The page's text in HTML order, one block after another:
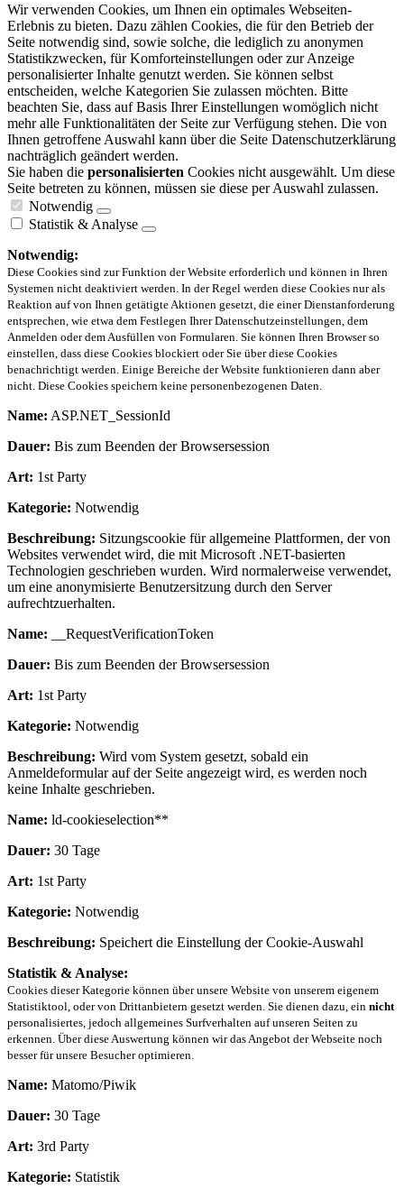
Wir verwenden Cookies, um Ihnen ein optimales Webseiten-
Erlebnis zu bieten. Dazu zählen Cookies, die für den Betrieb der
Seite notwendig sind, sowie solche, die lediglich zu anonymen
Statistikzwecken, für Komforteinstellungen oder zur Anzeige
personalisierter Inhalte genutzt werden. Sie können selbst
entscheiden, welche Kategorien Sie zulassen möchten. Bitte
beachten Sie, dass auf Basis Ihrer Einstellungen womöglich nicht
mehr alle Funktionalitäten der Seite zur Verfügung stehen. Die von
Ihnen getroffene Auswahl kann über die Seite Datenschutzerklärung
nachträglich geändert werden.
Sie haben die personalisierten Cookies nicht ausgewählt. Um diese
Seite betreten zu können, müssen sie diese per Auswahl zulassen.
Notwendig
Statistik & Analyse
Notwendig:
Diese Cookies sind zur Funktion der Website erforderlich und können in Ihren
Systemen nicht deaktiviert werden. In der Regel werden diese Cookies nur als
Reaktion auf von Ihnen getätigte Aktionen gesetzt, die einer Dienstanforderung
entsprechen, wie etwa dem Festlegen Ihrer Datenschutzeinstellungen, dem
Anmelden oder dem Ausfüllen von Formularen. Sie können Ihren Browser so
einstellen, dass diese Cookies blockiert oder Sie über diese Cookies
benachrichtigt werden. Einige Bereiche der Website funktionieren dann aber
nicht. Diese Cookies speichern keine personenbezogenen Daten.
Name: ASP.NET_SessionId
Dauer: Bis zum Beenden der Browsersession
Art: 1st Party
Kategorie: Notwendig
Beschreibung: Sitzungscookie für allgemeine Plattformen, der von
Websites verwendet wird, die mit Microsoft .NET-basierten
Technologien geschrieben wurden. Wird normalerweise verwendet,
um eine anonymisierte Benutzersitzung durch den Server
aufrechtzuerhalten.
Name: __RequestVerificationToken
Dauer: Bis zum Beenden der Browsersession
Art: 1st Party
Kategorie: Notwendig
Beschreibung: Wird vom System gesetzt, sobald ein
Anmeldeformular auf der Seite angezeigt wird, es werden noch
keine Inhalte geschrieben.
Name: ld-cookieselection**
Dauer: 30 Tage
Art: 1st Party
Kategorie: Notwendig
Beschreibung: Speichert die Einstellung der Cookie-Auswahl
Statistik & Analyse:
Cookies dieser Kategorie können über unsere Website von unserem eigenem
Statistiktool, oder von Drittanbietern gesetzt werden. Sie dienen dazu, ein nicht
personalisiertes, jedoch allgemeines Surfverhalten auf unseren Seiten zu
erkennen. Über diese Auswertung können wir das Angebot der Webseite noch
besser für unsere Besucher optimieren.
Name: Matomo/Piwik
Dauer: 30 Tage
Art: 3rd Party
Kategorie: Statistik